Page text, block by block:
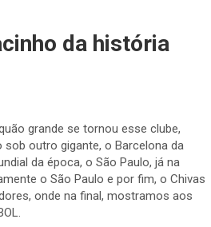
da história
grande se tornou esse clube,
outro gigante, o Barcelona da
da época, o São Paulo, já na
o São Paulo e por fim, o Chivas
onde na final, mostramos aos